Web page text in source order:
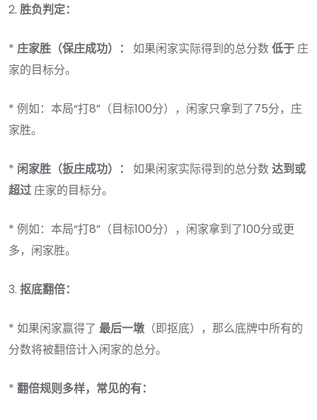
2. 胜负判定：
* 庄家胜（保庄成功）： 如果闲家实际得到的总分数低于 庄
家的目标分。
* 例如：本局“打8”（目标100分），闲家只拿到了75分，庄
家胜。
* 闲家胜（扳庄成功）： 如果闲家实际得到的总分数达到或
超过 庄家的目标分。
* 例如：本局“打8”（目标100分），闲家拿到了100分或更
多，闲家胜。
3. 抠底翻倍：
* 如果闲家赢得了 最后一墩（即抠底），那么底牌中所有的
分数将被翻倍计入闲家的总分。
* 翻倍规则多样，常见的有：